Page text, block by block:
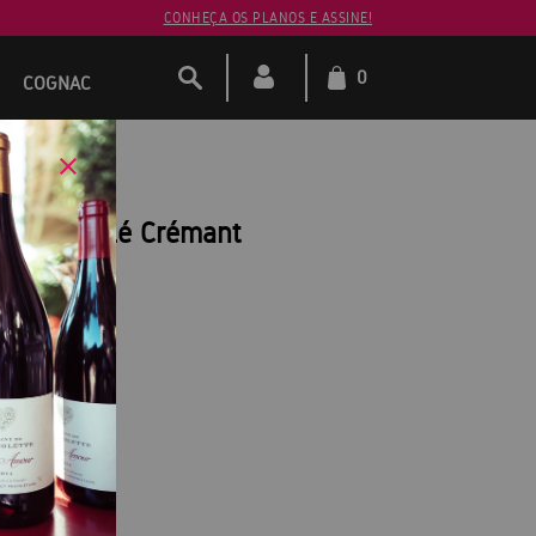
CONHEÇA OS PLANOS E ASSINE!
COGNAC 0
Crémant
d’Alsace